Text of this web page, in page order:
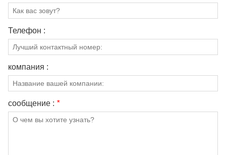
Телефон :
компания :
сообщение : *